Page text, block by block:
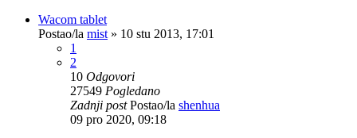
Wacom tablet
Postao/la mist » 10 stu 2013, 17:01
1
2
10 Odgovori
27549 Pogledano
Zadnji postPostao/la shenhua
09 pro 2020, 09:18